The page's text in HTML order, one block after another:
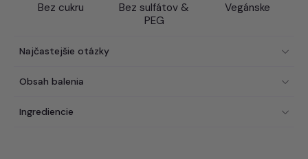
Bez cukru
Bez sulfátov &
PEG
Vegánske
Najčastejšie otázky
Obsah balenia
Ingrediencie